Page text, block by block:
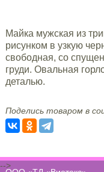
Майка мужская из
рисунком в узкую
свободная, со
груди. Овальная
деталью.
Поделись товаром в
-->